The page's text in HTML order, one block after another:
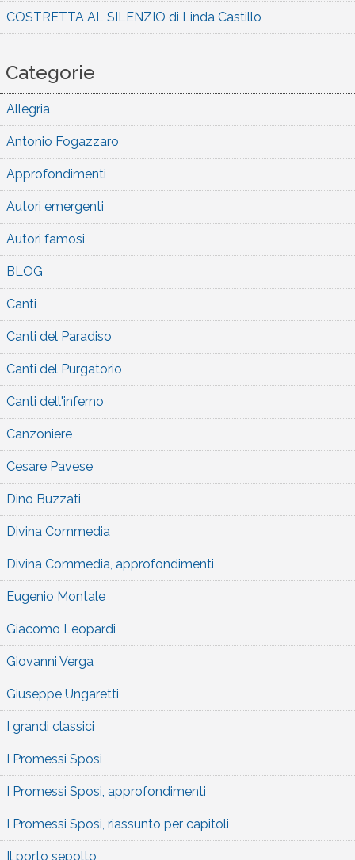
COSTRETTA AL SILENZIO di Linda Castillo
Categorie
Allegria
Antonio Fogazzaro
Approfondimenti
Autori emergenti
Autori famosi
BLOG
Canti
Canti del Paradiso
Canti del Purgatorio
Canti dell'inferno
Canzoniere
Cesare Pavese
Dino Buzzati
Divina Commedia
Divina Commedia, approfondimenti
Eugenio Montale
Giacomo Leopardi
Giovanni Verga
Giuseppe Ungaretti
I grandi classici
I Promessi Sposi
I Promessi Sposi, approfondimenti
I Promessi Sposi, riassunto per capitoli
Il porto sepolto